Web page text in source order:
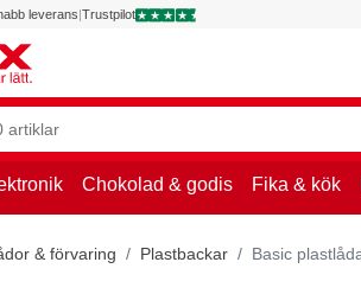
leverans|Trustpilot
Chokolad & godis Fika & kök
& förvaring Plastbackar Basic